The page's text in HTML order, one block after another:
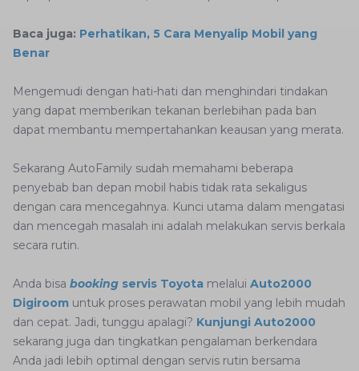
Baca juga: Perhatikan, 5 Cara Menyalip Mobil yang
Benar
Mengemudi dengan hati-hati dan menghindari tindakan
yang dapat memberikan tekanan berlebihan pada ban
dapat membantu mempertahankan keausan yang merata.
Sekarang AutoFamily sudah memahami beberapa
penyebab ban depan mobil habis tidak rata sekaligus
dengan cara mencegahnya. Kunci utama dalam mengatasi
dan mencegah masalah ini adalah melakukan servis berkala
secara rutin.
Anda bisa booking servis Toyota melalui Auto2000
Digiroom untuk proses perawatan mobil yang lebih mudah
dan cepat. Jadi, tunggu apalagi? Kunjungi Auto2000
sekarang juga dan tingkatkan pengalaman berkendara
Anda jadi lebih optimal dengan servis rutin bersama